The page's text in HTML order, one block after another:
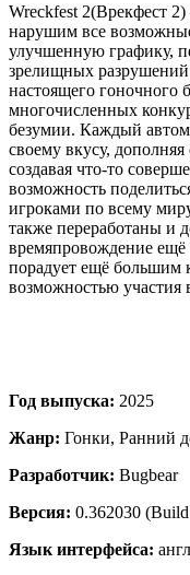
Wreckfest 2(Врекфест
нарушим все
улучшенную графику,
зрелищных
настоящего гоночного
многочисленных
безумии. Каждый
своему вкусу,
создавая что-то
возможность
игроками по всему
также переработаны и
времяпровождение ещё
порадует ещё большим
возможностью участия
Год выпуска: 2025
Жанр: Гонки, Ранний
Разработчик: Bugbear
Версия: 0.362030
Язык интерфейса: